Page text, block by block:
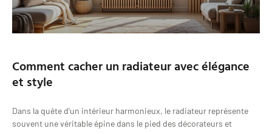
Comment cacher un radiateur avec élégance
et style
Dans la quête d’un intérieur harmonieux, le radiateur représente
souvent une véritable épine dans le pied des décorateurs et